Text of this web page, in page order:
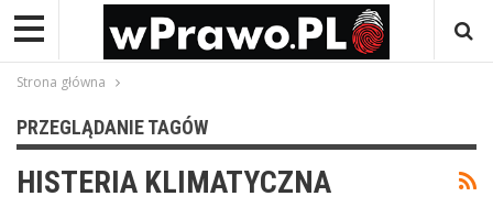
Strona główna
PRZEGLĄDANIE TAGÓW
HISTERIA KLIMATYCZNA